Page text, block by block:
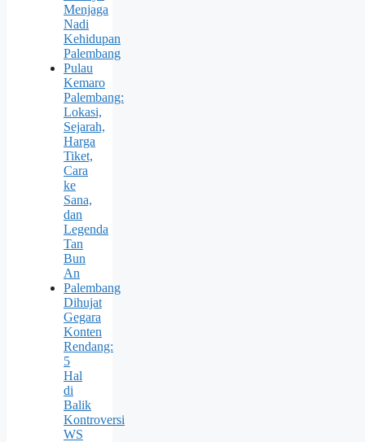
Menjaga
Nadi
Kehidupan
Palembang
Pulau
Kemaro
Palembang:
Lokasi,
Sejarah,
Harga
Tiket,
Cara
ke
Sana,
dan
Legenda
Tan
Bun
An
Palembang
Dihujat
Gegara
Konten
Rendang:
5
Hal
di
Balik
Kontroversi
WS